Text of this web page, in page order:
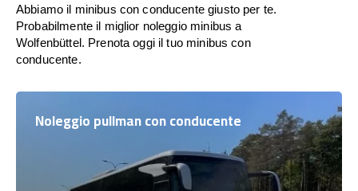
Abbiamo il minibus con conducente giusto per te.
Probabilmente il miglior noleggio minibus a
Wolfenbüttel. Prenota oggi il tuo minibus con
conducente.
Noleggio pullman con conducente